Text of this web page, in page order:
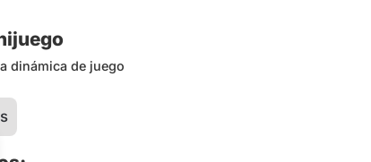
dinámica de juego